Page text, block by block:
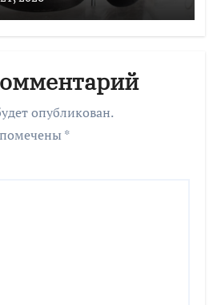
опубликован.
*